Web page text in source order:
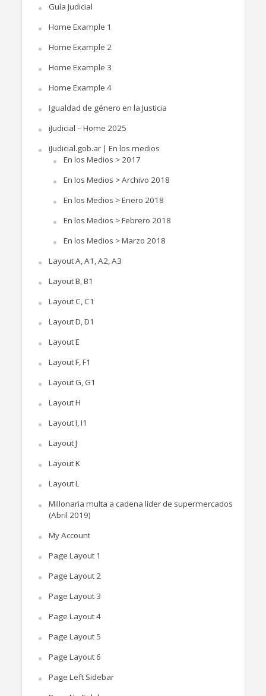
Guía Judicial
Home Example 1
Home Example 2
Home Example 3
Home Example 4
Igualdad de género en la Justicia
iJudicial – Home 2025
iJudicial.gob.ar | En los medios
En los Medios > 2017
En los Medios > Archivo 2018
En los Medios > Enero 2018
En los Medios > Febrero 2018
En los Medios > Marzo 2018
Layout A, A1, A2, A3
Layout B, B1
Layout C, C1
Layout D, D1
Layout E
Layout F, F1
Layout G, G1
Layout H
Layout I, I1
Layout J
Layout K
Layout L
Millonaria multa a cadena líder de supermercados
(Abril 2019)
My Account
Page Layout 1
Page Layout 2
Page Layout 3
Page Layout 4
Page Layout 5
Page Layout 6
Page Left Sidebar